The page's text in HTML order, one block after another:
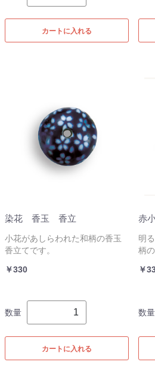
カートに入れる
染花 香玉 香立
小花があしらわれた和柄の香玉
香立てです。
￥330
数量
カートに入れる
赤
明
柄
￥
数量